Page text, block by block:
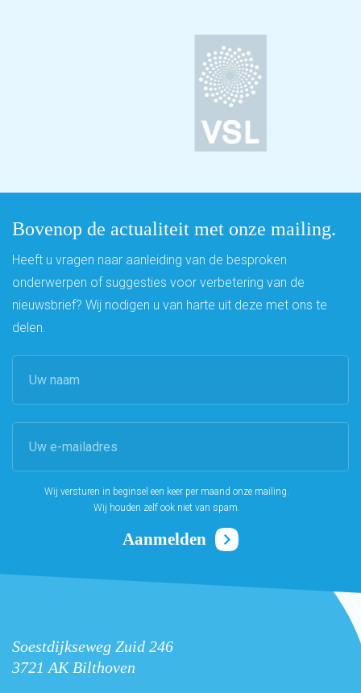
Bovenop de actualiteit met onze mailing.
Heeft u vragen naar aanleiding van de besproken
onderwerpen of suggesties voor verbetering van de
nieuwsbrief? Wij nodigen u van harte uit deze met ons te
delen.
Wij versturen in beginsel een keer per maand onze mailing.
Wij houden zelf ook niet van spam.
Soestdijkseweg Zuid 246
3721 AK Bilthoven